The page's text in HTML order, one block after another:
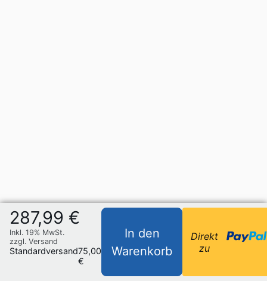
287,99 €
Inkl. 19% MwSt.
zzgl. Versand
Standardversand75,00
€
In den
Warenkorb
Direkt
zu